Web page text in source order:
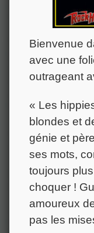
Bienvenue
avec une
outrageant
« Les
blondes et
génie et
ses mots,
toujours
choquer !
amoureux
pas les